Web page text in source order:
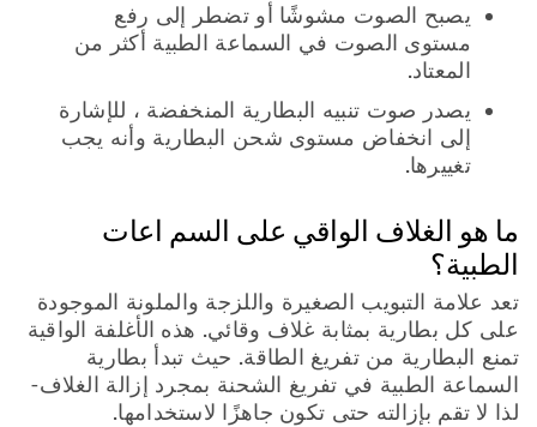
يصبح الصوت مشوشًا أو تضطر إلى رفع
مستوى الصوت في السماعة الطبية أكثر من
المعتاد.
يصدر صوت تنبيه البطارية المنخفضة ، للإشارة
إلى انخفاض مستوى شحن البطارية وأنه يجب
تغييرها.
ما هو الغلاف الواقي على السم اعات
الطبية؟
تعد علامة التبويب الصغيرة واللزجة والملونة الموجودة
على كل بطارية بمثابة غلاف وقائي. هذه الأغلفة الواقية
تمنع البطارية من تفريغ الطاقة. حيث تبدأ بطارية
السماعة الطبية في تفريغ الشحنة بمجرد إزالة الغلاف-
لذا لا تقم بإزالته حتى تكون جاهزًا لاستخدامها.